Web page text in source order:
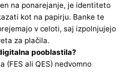
na ponarejanje, je identiteto
kot na papirju. Banke te
v celoti, saj izpolnjujejo
za plačila.
pooblastila?
(FES ali QES) nedvomno